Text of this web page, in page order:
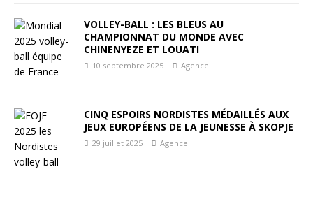
VOLLEY-BALL : LES BLEUS AU
CHAMPIONNAT DU MONDE AVEC
CHINENYEZE ET LOUATI
10 septembre 2025 Agence
CINQ ESPOIRS NORDISTES MÉDAILLÉS AUX
JEUX EUROPÉENS DE LA JEUNESSE À SKOPJE
29 juillet 2025 Agence